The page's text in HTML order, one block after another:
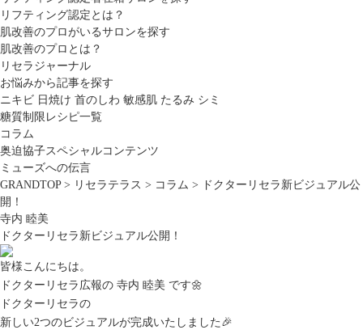
リフティング認定とは？
肌改善のプロがいるサロンを探す
肌改善のプロとは？
リセラジャーナル
お悩みから記事を探す
ニキビ 日焼け 首のしわ 敏感肌 たるみ シミ
糖質制限レシピ一覧
コラム
奥迫協子スペシャルコンテンツ
ミューズへの伝言
GRANDTOP> リセラテラス > コラム >
ドクターリセラ新ビジュアル公
開！
寺内 睦美
ドクターリセラ新ビジュアル公開！
皆様こんにちは。
ドクターリセラ広報の 寺内 睦美 です🌼
ドクターリセラの
新しい2つのビジュアルが完成いたしました🎉